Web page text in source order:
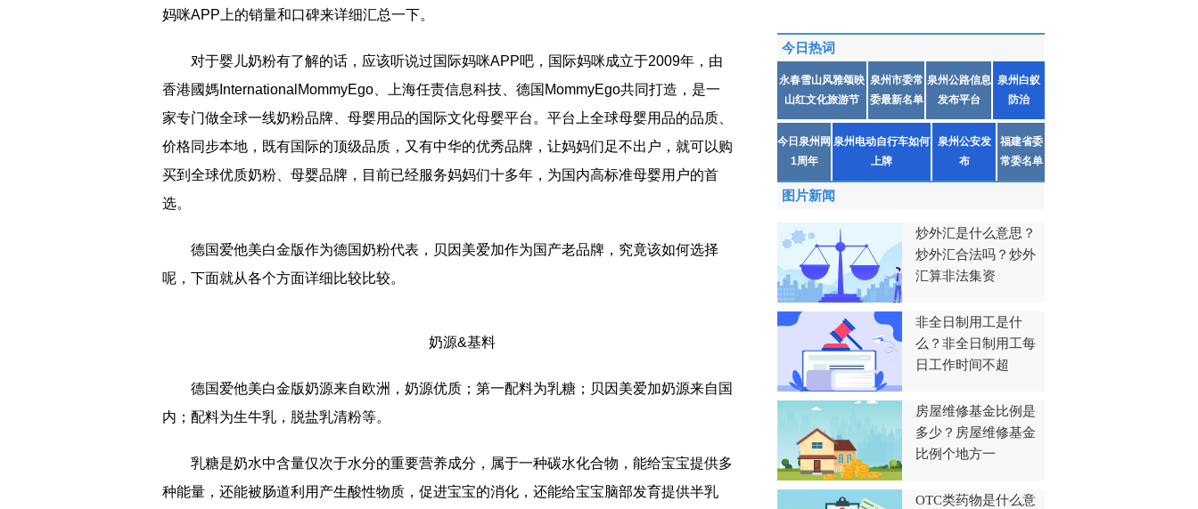
妈咪APP上的销量和口碑来详细汇总一下。
对于婴儿奶粉有了解的话，应该听说过国际妈咪APP吧，国际妈咪成立于2009年，由
香港國媽InternationalMommyEgo、上海任责信息科技、德国MommyEgo共同打造，是一
家专门做全球一线奶粉品牌、母婴用品的国际文化母婴平台。平台上全球母婴用品的品质、
价格同步本地，既有国际的顶级品质，又有中华的优秀品牌，让妈妈们足不出户，就可以购
买到全球优质奶粉、母婴品牌，目前已经服务妈妈们十多年，为国内高标准母婴用户的首
选。
德国爱他美白金版作为德国奶粉代表，贝因美爱加作为国产老品牌，究竟该如何选择
呢，下面就从各个方面详细比较比较。
奶源&基料
德国爱他美白金版奶源来自欧洲，奶源优质；第一配料为乳糖；贝因美爱加奶源来自国
内；配料为生牛乳，脱盐乳清粉等。
乳糖是奶水中含量仅次于水分的重要营养成分，属于一种碳水化合物，能给宝宝提供多
种能量，还能被肠道利用产生酸性物质，促进宝宝的消化，还能给宝宝脑部发育提供半乳
今日热词
永春雪山风雅颂映
山红文化旅游节
泉州市委常
委最新名单
泉州公路信息
发布平台
泉州白蚁
防治
今日泉州网
1周年
泉州电动自行车如何
上牌
泉州公安发
布
福建省委
常委名单
图片新闻
炒外汇是什么意思？
炒外汇合法吗？炒外
汇算非法集资
非全日制用工是什
么？非全日制用工每
日工作时间不超
房屋维修基金比例是
多少？房屋维修基金
比例个地方一
OTC类药物是什么意